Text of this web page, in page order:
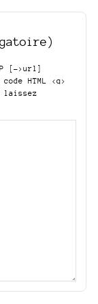
[->url]
HTML <q>
laissez